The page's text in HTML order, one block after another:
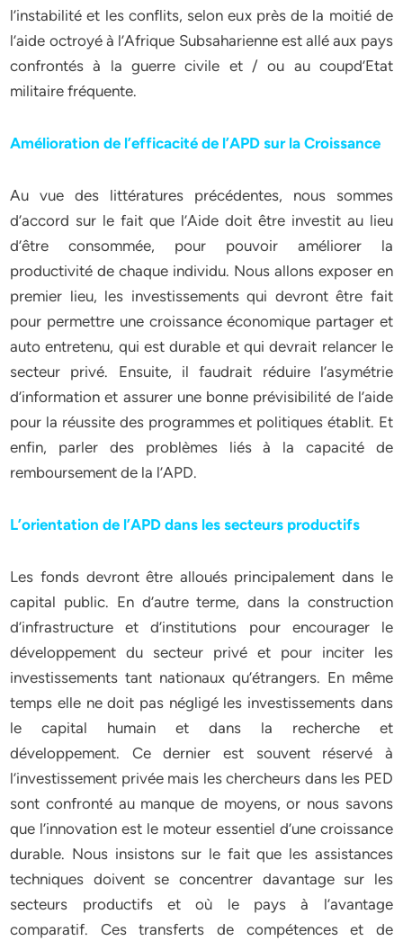
l’instabilité et les conflits, selon eux près de la moitié de
l’aide octroyé à l’Afrique Subsaharienne est allé aux pays
confrontés à la guerre civile et / ou au coupd’Etat
militaire fréquente.
Amélioration de l’efficacité de l’APD sur la Croissance
Au vue des littératures précédentes, nous sommes
d’accord sur le fait que l’Aide doit être investit au lieu
d’être consommée, pour pouvoir améliorer la
productivité de chaque individu. Nous allons exposer en
premier lieu, les investissements qui devront être fait
pour permettre une croissance économique partager et
auto entretenu, qui est durable et qui devrait relancer le
secteur privé. Ensuite, il faudrait réduire l’asymétrie
d’information et assurer une bonne prévisibilité de l’aide
pour la réussite des programmes et politiques établit. Et
enfin, parler des problèmes liés à la capacité de
remboursement de la l’APD.
L’orientation de l’APD dans les secteurs productifs
Les fonds devront être alloués principalement dans le
capital public. En d’autre terme, dans la construction
d’infrastructure et d’institutions pour encourager le
développement du secteur privé et pour inciter les
investissements tant nationaux qu’étrangers. En même
temps elle ne doit pas négligé les investissements dans
le capital humain et dans la recherche et
développement. Ce dernier est souvent réservé à
l’investissement privée mais les chercheurs dans les PED
sont confronté au manque de moyens, or nous savons
que l’innovation est le moteur essentiel d’une croissance
durable. Nous insistons sur le fait que les assistances
techniques doivent se concentrer davantage sur les
secteurs productifs et où le pays à l’avantage
comparatif. Ces transferts de compétences et de